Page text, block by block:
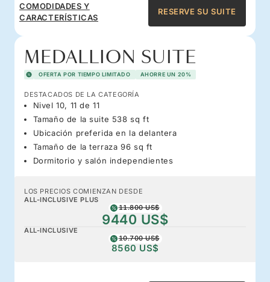
COMODIDADES Y
CARACTERÍSTICAS
RESERVE SU SUITE
MEDALLION SUITE
OFERTA POR TIEMPO LIMITADO AHORRE UN 20%
DESTACADOS DE LA CATEGORÍA
Nivel 10, 11 de 11
Tamaño de la suite 538 sq ft
Ubicación preferida en la delantera
Tamaño de la terraza 96 sq ft
Dormitorio y salón independientes
LOS PRECIOS COMIENZAN DESDE
ALL-INCLUSIVE PLUS
11.800 US$
9440 US$
ALL-INCLUSIVE
10.700 US$
8560 US$